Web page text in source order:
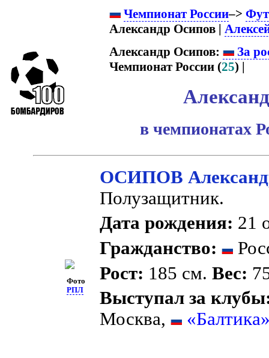
Чемпионат России–>
Александр Осипов |
Александр Осипов:
За
Чемпионат России (25) |
в чемпионатах
Фото
РПЛ
ОСИПОВ
Полузащитник.
Дата рождения: 21
Гражданство:
Рост: 185 см.Вес:
Выступал за
Москва,